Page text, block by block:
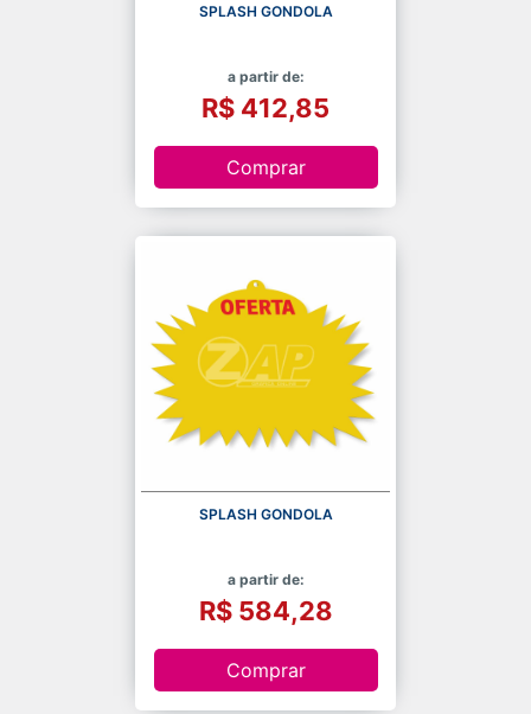
SPLASH GONDOLA
a partir de:
R$ 412,85
Comprar
SPLASH GONDOLA
a partir de:
R$ 584,28
Comprar